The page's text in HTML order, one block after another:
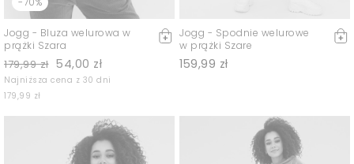
Jogg - Bluza welurowa w
prążki Szara
179,99 zł 54,00 zł
Najniższa cena z 30 dni
179,99 zł
Jogg - Spodnie welurowe
w prążki Szare
159,99 zł